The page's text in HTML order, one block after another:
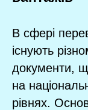
В сфері
існують
документи,
на
рівнях.